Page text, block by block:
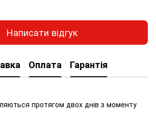
Написати відгук
Оплата Гарантія
протягом двох днів з моменту